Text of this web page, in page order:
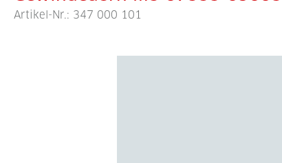
Artikel-Nr.: 347 000 101